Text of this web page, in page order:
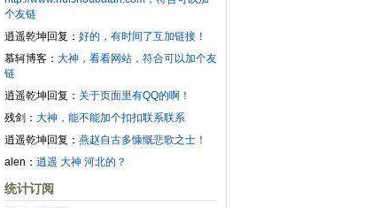
个友链
逍遥乾坤回复： 好的，有时间了互加链接！
慕轲博客： 大神，看看网站，符合可以加个友
链
逍遥乾坤回复： 关于页面里有QQ的啊！
残剑： 大神，能不能加个扣扣联系联系
逍遥乾坤回复： 燕赵自古多慷慨悲歌之士！
alen： 逍遥 大神 河北的？
统计订阅